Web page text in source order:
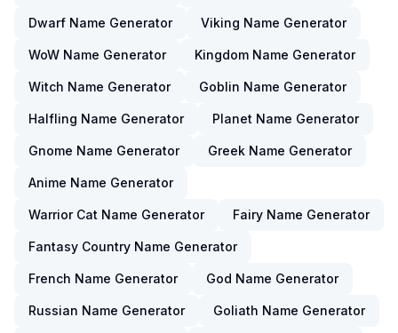
Dwarf Name Generator Viking Name Generator
WoW Name Generator Kingdom Name Generator
Witch Name Generator Goblin Name Generator
Halfling Name Generator Planet Name Generator
Gnome Name Generator Greek Name Generator
Anime Name Generator
Warrior Cat Name Generator Fairy Name Generator
Fantasy Country Name Generator
French Name Generator God Name Generator
Russian Name Generator Goliath Name Generator